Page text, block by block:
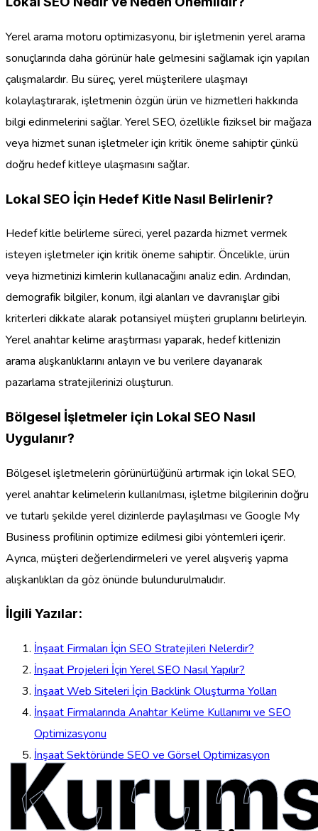
Yerel arama motoru optimizasyonu, bir işletmenin yerel arama
sonuçlarında daha görünür hale gelmesini sağlamak için yapılan
çalışmalardır. Bu süreç, yerel müşterilere ulaşmayı
kolaylaştırarak, işletmenin özgün ürün ve hizmetleri hakkında
bilgi edinmelerini sağlar. Yerel SEO, özellikle fiziksel bir mağaza
veya hizmet sunan işletmeler için kritik öneme sahiptir çünkü
doğru hedef kitleye ulaşmasını sağlar.
Lokal SEO İçin Hedef Kitle Nasıl Belirlenir?
Hedef kitle belirleme süreci, yerel pazarda hizmet vermek
isteyen işletmeler için kritik öneme sahiptir. Öncelikle, ürün
veya hizmetinizi kimlerin kullanacağını analiz edin. Ardından,
demografik bilgiler, konum, ilgi alanları ve davranışlar gibi
kriterleri dikkate alarak potansiyel müşteri gruplarını belirleyin.
Yerel anahtar kelime araştırması yaparak, hedef kitlenizin
arama alışkanlıklarını anlayın ve bu verilere dayanarak
pazarlama stratejilerinizi oluşturun.
Bölgesel İşletmeler için Lokal SEO Nasıl
Uygulanır?
Bölgesel işletmelerin görünürlüğünü artırmak için lokal SEO,
yerel anahtar kelimelerin kullanılması, işletme bilgilerinin doğru
ve tutarlı şekilde yerel dizinlerde paylaşılması ve Google My
Business profilinin optimize edilmesi gibi yöntemleri içerir.
Ayrıca, müşteri değerlendirmeleri ve yerel alışveriş yapma
alışkanlıkları da göz önünde bulundurulmalıdır.
İlgili Yazılar:
İnşaat Firmaları İçin SEO Stratejileri Nelerdir?
İnşaat Projeleri İçin Yerel SEO Nasıl Yapılır?
İnşaat Web Siteleri İçin Backlink Oluşturma Yolları
İnşaat Firmalarında Anahtar Kelime Kullanımı ve SEO
Optimizasyonu
İnşaat Sektöründe SEO ve Görsel Optimizasyon